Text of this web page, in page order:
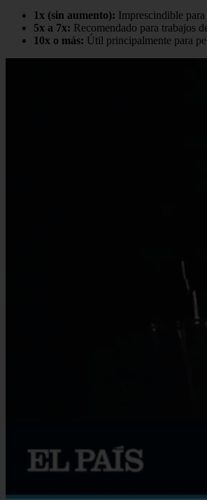
1x (sin aumento): Imprescindible
5x a 7x: Recomendado para trabajos
10x o más: Útil principalmente para